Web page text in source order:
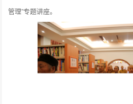
管理”专题讲座。